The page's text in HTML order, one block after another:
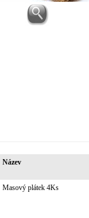
Název
Masový plátek 4Ks